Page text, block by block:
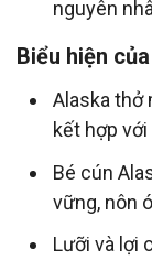
nguyên
Biểu hiện
Alaska thở
kết hợp
Bé cún
vững, nôn
Lưỡi và lợi